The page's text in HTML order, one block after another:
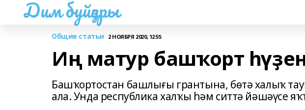
Дим буйҙары
Общие статьи 2 НОЯБРЯ 2020, 12:55
Иң матур башҡорт
Башҡортостан башлығы грантына, бөтә халыҡ
ала. Унда республика халҡы һәм ситтә йәшәүсе